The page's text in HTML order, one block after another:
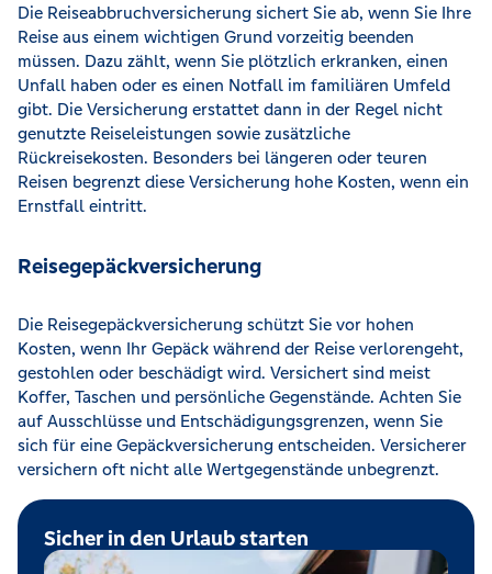
Die Reiseabbruchversicherung sichert Sie ab, wenn Sie Ihre
Reise aus einem wichtigen Grund vorzeitig beenden
müssen. Dazu zählt, wenn Sie plötzlich erkranken, einen
Unfall haben oder es einen Notfall im familiären Umfeld
gibt. Die Versicherung erstattet dann in der Regel nicht
genutzte Reiseleistungen sowie zusätzliche
Rückreisekosten. Besonders bei längeren oder teuren
Reisen begrenzt diese Versicherung hohe Kosten, wenn ein
Ernstfall eintritt.
Reisegepäckversicherung
Die Reisegepäckversicherung schützt Sie vor hohen
Kosten, wenn Ihr Gepäck während der Reise verlorengeht,
gestohlen oder beschädigt wird. Versichert sind meist
Koffer, Taschen und persönliche Gegenstände. Achten Sie
auf Ausschlüsse und Entschädigungsgrenzen, wenn Sie
sich für eine Gepäckversicherung entscheiden. Versicherer
versichern oft nicht alle Wertgegenstände unbegrenzt.
Sicher in den Urlaub starten